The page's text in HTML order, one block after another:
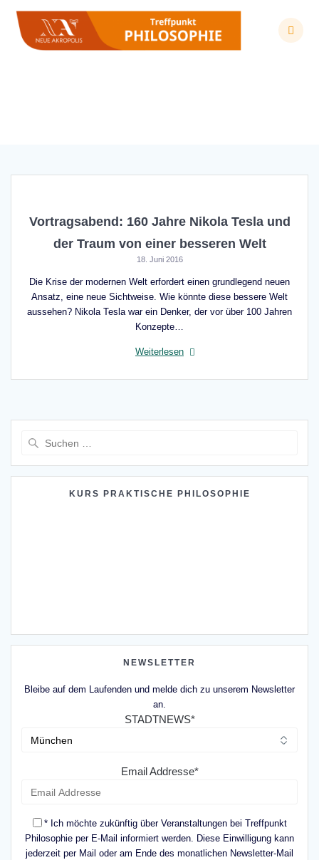
Inhalt
springen
Vortragsabend: 160 Jahre Nikola Tesla und
der Traum von einer besseren Welt
18. Juni 2016
Die Krise der modernen Welt erfordert einen grundlegend neuen
Ansatz, eine neue Sichtweise. Wie könnte diese bessere Welt
aussehen? Nikola Tesla war ein Denker, der vor über 100 Jahren
Konzepte…
Weiterlesen
KURS PRAKTISCHE PHILOSOPHIE
NEWSLETTER
Bleibe auf dem Laufenden und melde dich zu unserem Newsletter
an.
STADTNEWS*
Email Addresse*
* Ich möchte zukünftig über Veranstaltungen bei Treffpunkt
Philosophie per E-Mail informiert werden. Diese Einwilligung kann
jederzeit per Mail oder am Ende des monatlichen Newsletter-Mail